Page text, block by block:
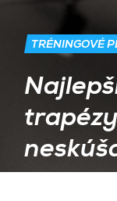
TRÉNINGOVÉ